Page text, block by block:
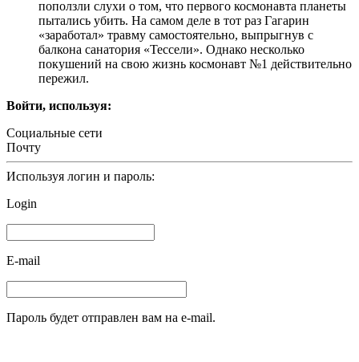
поползли слухи о том, что первого космонавта планеты
пытались убить. На самом деле в тот раз Гагарин
«заработал» травму самостоятельно, выпрыгнув с
балкона санатория «Тессели». Однако несколько
покушений на свою жизнь космонавт №1 действительно
пережил.
Войти, используя:
Социальные сети
Почту
Используя логин и пароль:
Login
E-mail
Пароль будет отправлен вам на e-mail.